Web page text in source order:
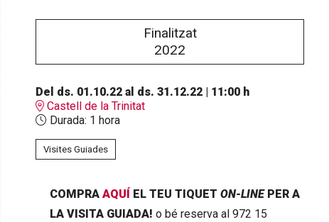
Finalitzat
2022
Del ds. 01.10.22 al ds. 31.12.22
11:00 h
Castell de la Trinitat
Durada: 1 hora
Visites Guiades
COMPRA AQUÍ EL TEU TIQUET ON-LINE PER A
LA VISITA GUIADA! o bé reserva al 972 15